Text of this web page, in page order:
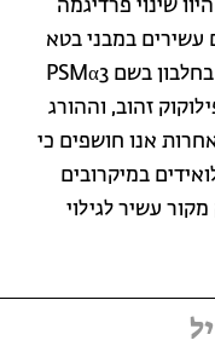
שינוי פרדיגמה
עשירים במבני בטא
בלבד. המבנה הסיבי החדשני התגלה בחלבון בשם PSMα3
זהוב, וההורג
אנו חושפים כי
במיקרובים
עשיר לגילוי